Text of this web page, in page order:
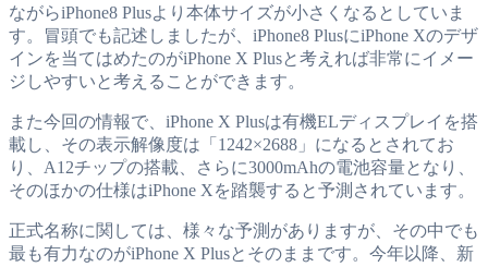
ながらiPhone8 Plusより本体サイズが小さくなるとしていま
す。冒頭でも記述しましたが、iPhone8 PlusにiPhone Xのデザ
インを当てはめたのがiPhone X Plusと考えれば非常にイメー
ジしやすいと考えることができます。
また今回の情報で、iPhone X Plusは有機ELディスプレイを搭
載し、その表示解像度は「1242×2688」になるとされてお
り、A12チップの搭載、さらに3000mAhの電池容量となり、
そのほかの仕様はiPhone Xを踏襲すると予測されています。
正式名称に関しては、様々な予測がありますが、その中でも
最も有力なのがiPhone X Plusとそのままです。今年以降、新